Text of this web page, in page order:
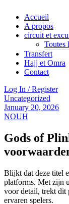
Accueil
A propos
circuit et
Toutes
Transfert
Hajj et Omra
Contact
Log In / Register
Menu
Categories
Uncategorized
January 20, 2026
NOUH
Gods of
Blijkt dat deze titel
platforms. Met zijn
voor detail, trekt dit
ervaren spelers.